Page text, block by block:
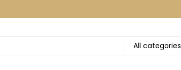
All categories